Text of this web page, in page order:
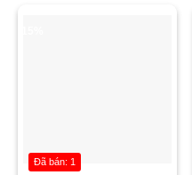
Đã bán: 1